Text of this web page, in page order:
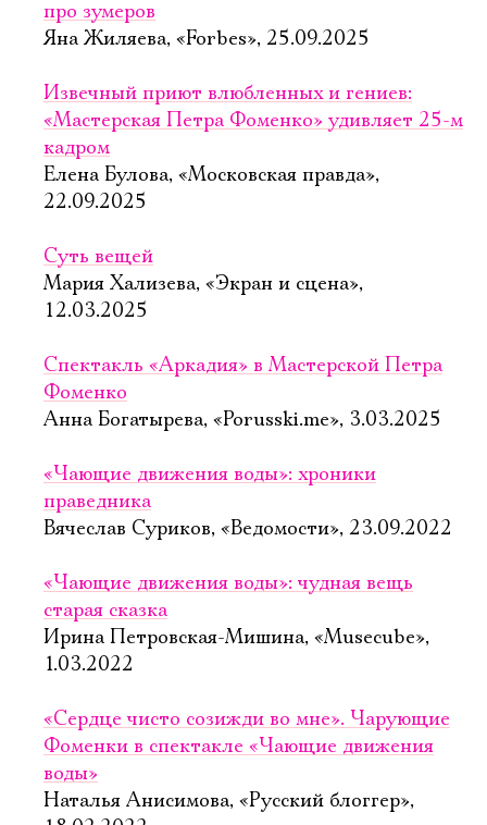
про зумеров
Яна Жиляева, «Forbes», 25.09.2025
Извечный приют влюбленных и гениев:
«Мастерская Петра Фоменко» удивляет 25-м
кадром
Елена Булова, «Московская правда»,
22.09.2025
Суть вещей
Мария Хализева, «Экран и сцена»,
12.03.2025
Спектакль «Аркадия» в Мастерской Петра
Фоменко
Анна Богатырева, «Porusski.me», 3.03.2025
«Чающие движения воды»: хроники
праведника
Вячеслав Суриков, «Ведомости», 23.09.2022
«Чающие движения воды»: чудная вещь
старая сказка
Ирина Петровская-Мишина, «Musecube»,
1.03.2022
«Сердце чисто созижди во мне». Чарующие
Фоменки в спектакле «Чающие движения
воды»
Наталья Анисимова, «Русский блоггер»,